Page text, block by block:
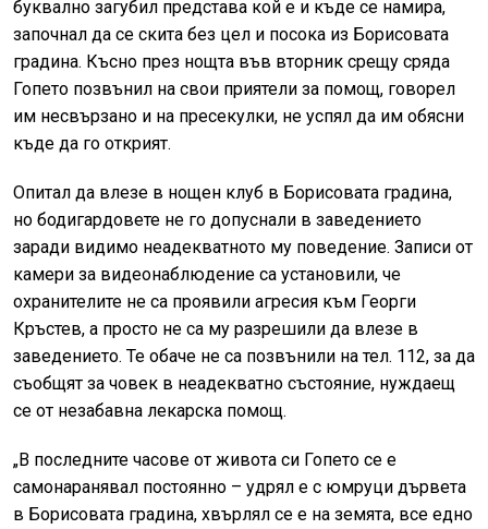
буквално загубил представа кой е и къде се намира,
започнал да се скита без цел и посока из Борисовата
градина. Късно през нощта във вторник срещу сряда
Гопето позвънил на свои приятели за помощ, говорел
им несвързано и на пресекулки, не успял да им обясни
къде да го открият.
Опитал да влезе в нощен клуб в Борисовата градина,
но бодигардовете не го допуснали в заведението
заради видимо неадекватното му поведение. Записи от
камери за видеонаблюдение са установили, че
охранителите не са проявили агресия към Георги
Кръстев, а просто не са му разрешили да влезе в
заведението. Те обаче не са позвънили на тел. 112, за да
съобщят за човек в неадекватно състояние, нуждаещ
се от незабавна лекарска помощ.
„В последните часове от живота си Гопето се е
самонаранявал постоянно – удрял е с юмруци дървета
в Борисовата градина, хвърлял се е на земята, все едно